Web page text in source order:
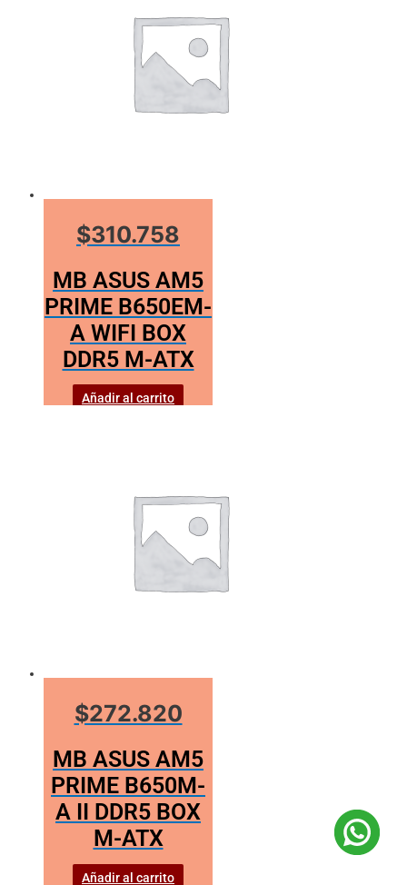
$310.758
MB ASUS AM5
PRIME B650EM-
A WIFI BOX
DDR5 M-ATX
Añadir al carrito
$272.820
MB ASUS AM5
PRIME B650M-
A II DDR5 BOX
M-ATX
Añadir al carrito